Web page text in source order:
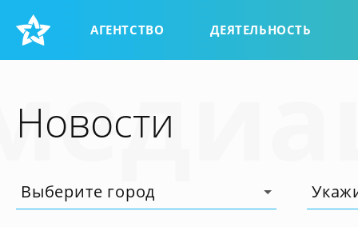
АГЕНТСТВО ДЕЯТЕЛЬНОСТЬ
Новости